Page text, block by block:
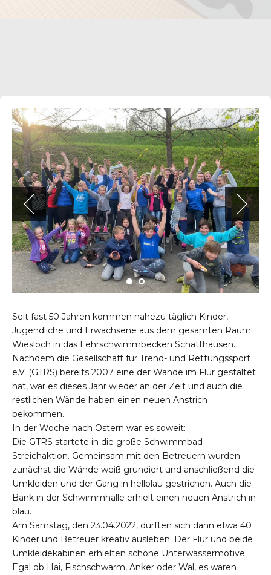
Seit fast 50 Jahren kommen nahezu täglich Kinder,
Jugendliche und Erwachsene aus dem gesamten Raum
Wiesloch in das Lehrschwimmbecken Schatthausen.
Nachdem die Gesellschaft für Trend- und Rettungssport
e.V. (GTRS) bereits 2007 eine der Wände im Flur gestaltet
hat, war es dieses Jahr wieder an der Zeit und auch die
restlichen Wände haben einen neuen Anstrich
bekommen.
In der Woche nach Ostern war es soweit:
Die GTRS startete in die große Schwimmbad-
Streichaktion. Gemeinsam mit den Betreuern wurden
zunächst die Wände weiß grundiert und anschließend die
Umkleiden und der Gang in hellblau gestrichen. Auch die
Bank in der Schwimmhalle erhielt einen neuen Anstrich in
blau.
Am Samstag, den 23.04.2022, durften sich dann etwa 40
Kinder und Betreuer kreativ ausleben. Der Flur und beide
Umkleidekabinen erhielten schöne Unterwassermotive.
Egal ob Hai, Fischschwarm, Anker oder Wal, es waren